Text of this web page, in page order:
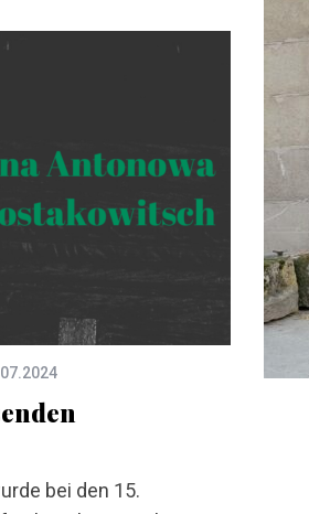
bei den 15.